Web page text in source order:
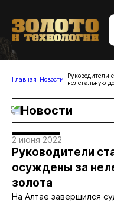
+7
Главная Новости
Руководители
нелегальную
Новости
2 июня 2022
Руководители
осуждены за
золота
На Алтае завершился